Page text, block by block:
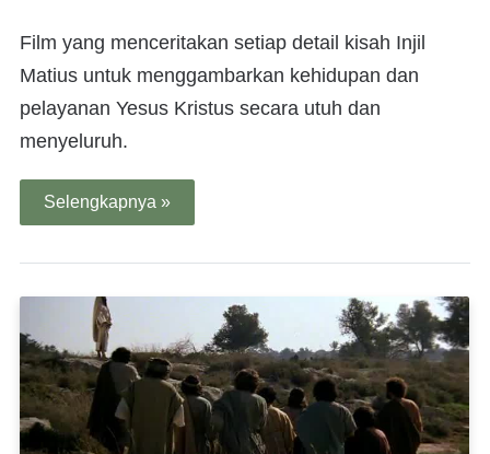
Film yang menceritakan setiap detail kisah Injil
Matius untuk menggambarkan kehidupan dan
pelayanan Yesus Kristus secara utuh dan
menyeluruh.
Selengkapnya »